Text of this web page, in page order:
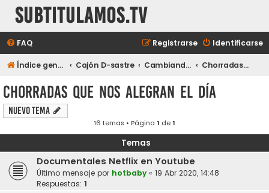
subtitulamos.tv
FAQ Identificarse
Registrarse
Índice general Cajón D-sastre Cambiando de tema... Chorradas que nos alegran el día
Chorradas que nos alegran el día
Nuevo Tema
16 temas • Página 1 de1
Temas
Documentales Netflix en Youtube
Último mensaje por hotbaby « 19 Abr 2020, 14:48
Respuestas: 1